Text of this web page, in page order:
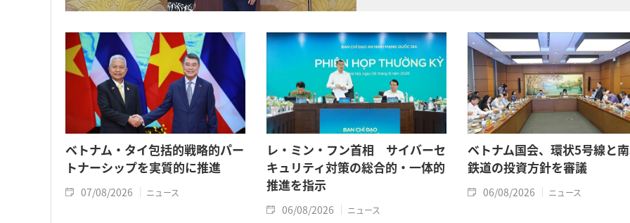
ベトナム・タイ包括的戦略的パー
トナーシップを実質的に推進
07/08/2026 ニュース
レ・ミン・フン首相 サイバーセ
キュリティ対策の総合的・一体的
推進を指示
06/08/2026 ニュース
ベトナム国会、環状5号線と
鉄道の投資方針を審議
06/08/2026 ニュース